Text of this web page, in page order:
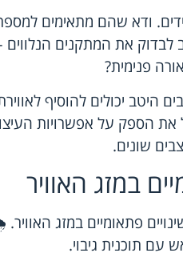
ודא שהם מתאימים
את המתקנים הנלווים
פנימית?
היטב יכולים להוסיף
את הספק על אפשרויות
שונים.
במזג האוויר
פתאומיים במזג
עם תוכנית גיבוי.